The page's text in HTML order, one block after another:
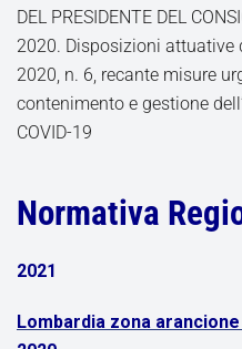
DEL PRESIDENTE DEL
2020. Disposizioni attuative
2020, n. 6, recante misure
contenimento e gestione
COVID-19
Normativa
2021
Lombardia zona